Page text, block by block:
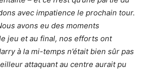
avec impatience le prochain tour.
avons eu des moments
jeu et au final, nos efforts ont
à la mi-temps n’était bien sûr pas
attaquant au centre aurait pu